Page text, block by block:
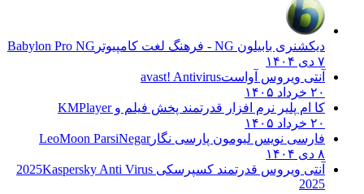
دیکشنری بابیلون NG - فرهنگ لغت کامپیوتر
Babylon Pro NG
۷ دی ۱۴۰۴
آنتی ویروس آواستavast! Antivirus
۲۰ خرداد ۱۴۰۵
کا ام پلیر نرم افزار قدرتمند پخش فیلم وKMPlayer
۲۰ خرداد ۱۴۰۵
فارسی نویس لیومون پارسی نگارLeoMoon ParsiNegar
۸ دی ۱۴۰۴
آنتی ویروس قدرتمند کسپرسکی 2025 Kaspersky Anti Virus
2025